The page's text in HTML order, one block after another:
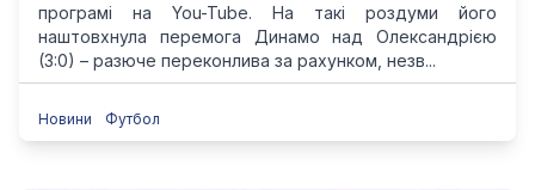
програмі на You-Tube. На такі роздуми його
наштовхнула перемога Динамо над Олександрією
(3:0) – разюче переконлива за рахунком, незв...
Новини Футбол